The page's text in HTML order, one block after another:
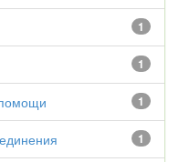
1
1
1
1